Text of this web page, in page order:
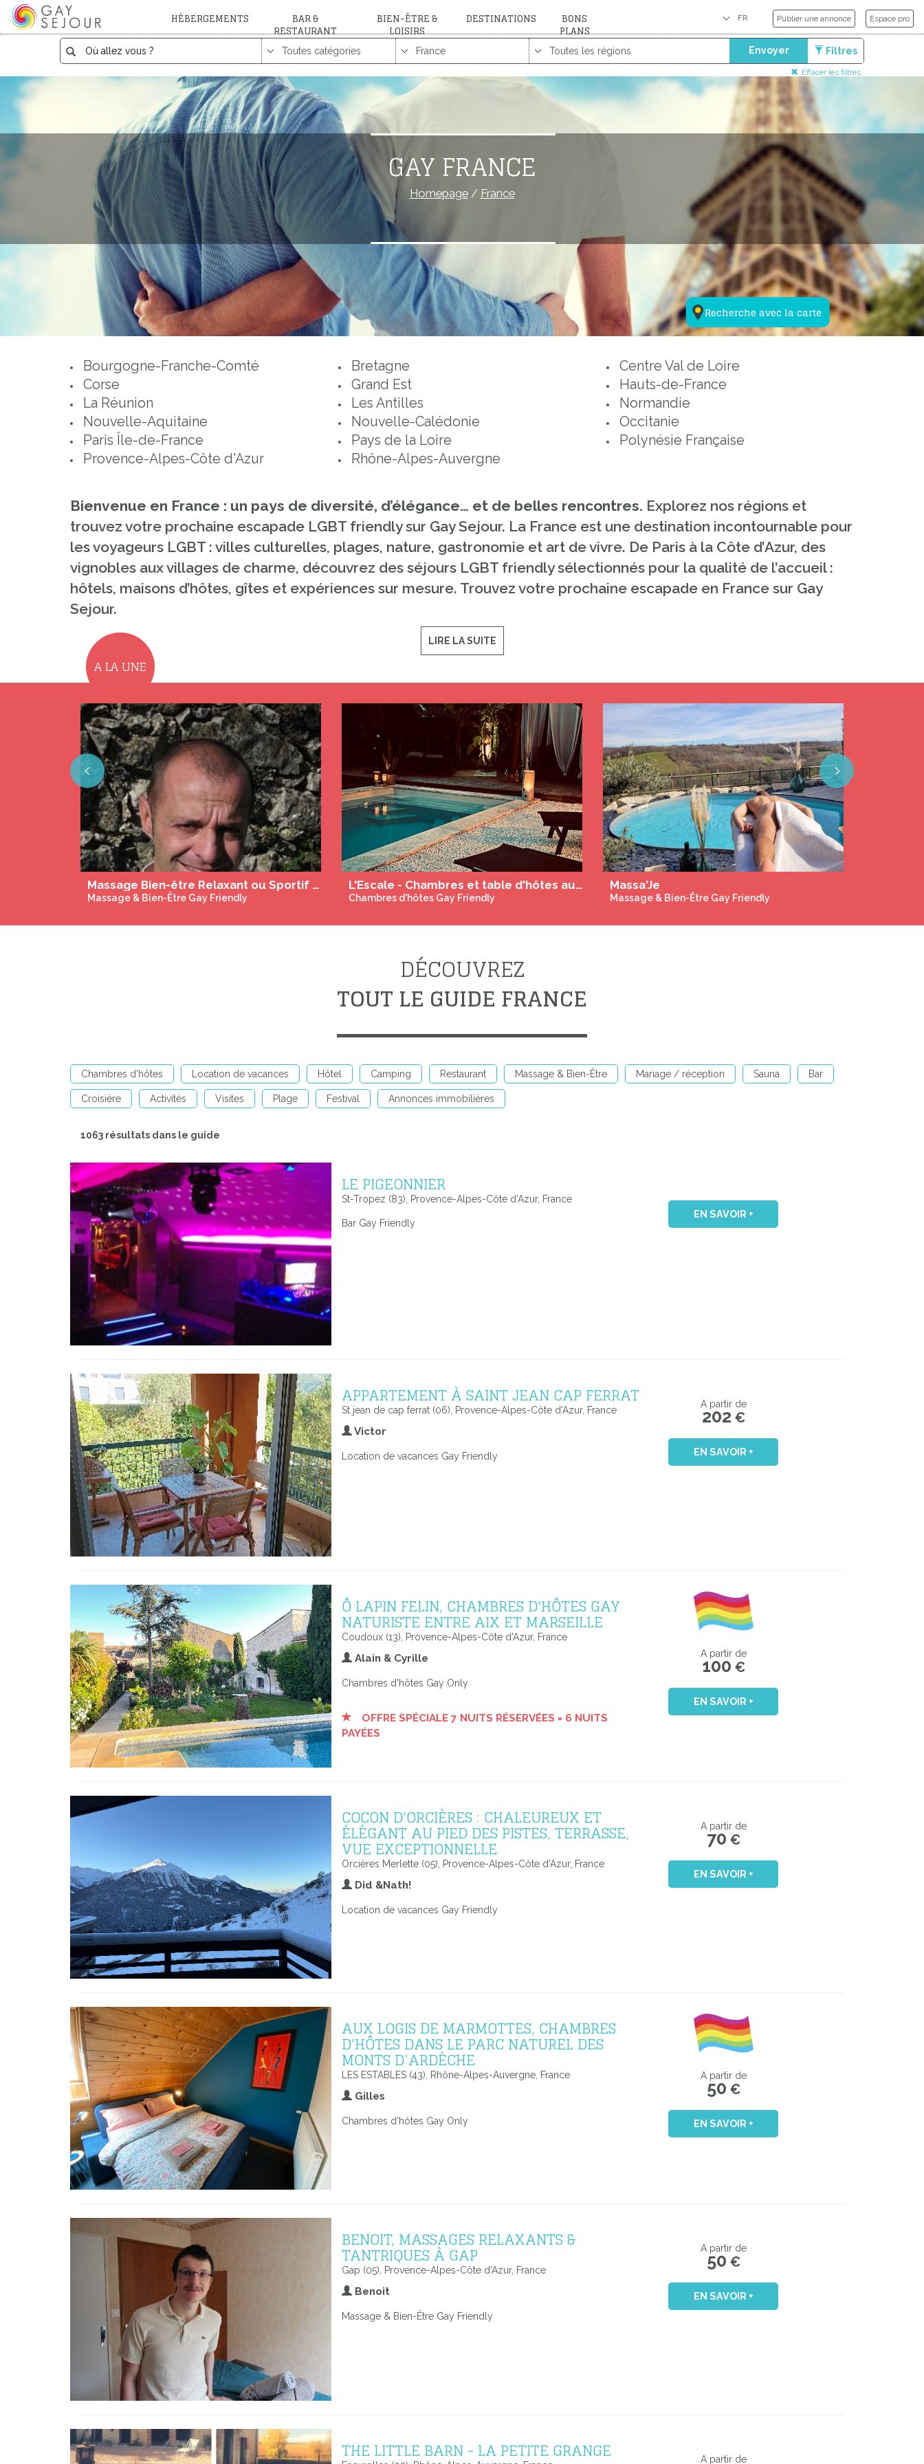
HÉBERGEMENTS BAR &
RESTAURANT
BIEN-ÊTRE &
LOISIRS
DESTINATIONS BONS
PLANS
Publier une annonce Espace pro
Envoyer Filtres
Effacer les filtres
Recherche avec la carte
GAY FRANCE
Homepage/ France
Bourgogne-Franche-Comté Bretagne
Centre Val de Loire
Corse
Grand Est
Hauts-de-France
La Réunion
Les Antilles
Normandie
Nouvelle-Aquitaine
Nouvelle-Calédonie
Occitanie
Paris Île-de-France
Pays de la Loire
Polynésie Française
Provence-Alpes-Côte d'Azur
Rhône-Alpes-Auvergne
Bienvenue en France : un pays de diversité, d’élégance… et de belles rencontres. Explorez nos régions et
trouvez votre prochaine escapade LGBT friendly sur Gay Sejour. La France est une destination incontournable pour
les voyageurs LGBT : villes culturelles, plages, nature, gastronomie et art de vivre. De Paris à la Côte d’Azur, des
vignobles aux villages de charme, découvrez des séjours LGBT friendly sélectionnés pour la qualité de l’accueil :
hôtels, maisons d’hôtes, gîtes et expériences sur mesure. Trouvez votre prochaine escapade en France sur Gay
Sejour.
LIRE LA SUITE
A LA UNE
Previous Next
Le 49 Maison d'hôtes naturiste, Gay Men Only
Chambres d'hôtes Gay Only
Massages sensuels naturistes sur Toulouse
Massage & Bien-Être Gay Friendly Chambres d'hôtes Gay Only
DÉCOUVREZ
TOUT LE GUIDE FRANCE
Chambres d'hôtes Location de vacances Hôtel Camping Restaurant Massage & Bien-Être Mariage / réception Sauna Bar
Croisière Activités Visites Plage Festival Annonces immobilières
1063 résultats dans le guide
LE PIGEONNIER
St-Tropez (83), Provence-Alpes-Côte d'Azur, France
Bar Gay Friendly
EN SAVOIR +
APPARTEMENT À SAINT JEAN CAP FERRAT
St jean de cap ferrat (06), Provence-Alpes-Côte d'Azur, France
Victor
Location de vacances Gay Friendly
A partir de
202 €
EN SAVOIR +
Ô LAPIN FELIN, CHAMBRES D'HÔTES GAY
NATURISTE ENTRE AIX ET MARSEILLE
Coudoux (13), Provence-Alpes-Côte d'Azur, France
Alain & Cyrille
Chambres d'hôtes Gay Only
OFFRE SPÉCIALE 7 NUITS RÉSERVÉES = 6 NUITS
PAYÉES
A partir de
100 €
EN SAVOIR +
COCON D'ORCIÈRES : CHALEUREUX ET
ÉLÉGANT AU PIED DES PISTES, TERRASSE,
VUE EXCEPTIONNELLE
Orcières Merlette (05), Provence-Alpes-Côte d'Azur, France
Did &Nath!
Location de vacances Gay Friendly
A partir de
70 €
EN SAVOIR +
AUX LOGIS DE MARMOTTES, CHAMBRES
D'HÔTES DANS LE PARC NATUREL DES
MONTS D’ARDÉCHE
LES ESTABLES (43), Rhône-Alpes-Auvergne, France
Gilles
Chambres d'hôtes Gay Only
A partir de
50 €
EN SAVOIR +
BENOIT, MASSAGES RELAXANTS &
TANTRIQUES À GAP
Gap (05), Provence-Alpes-Côte d'Azur, France
Benoit
Massage & Bien-Être Gay Friendly
A partir de
50 €
EN SAVOIR +
THE LITTLE BARN - LA PETITE GRANGE A partir de